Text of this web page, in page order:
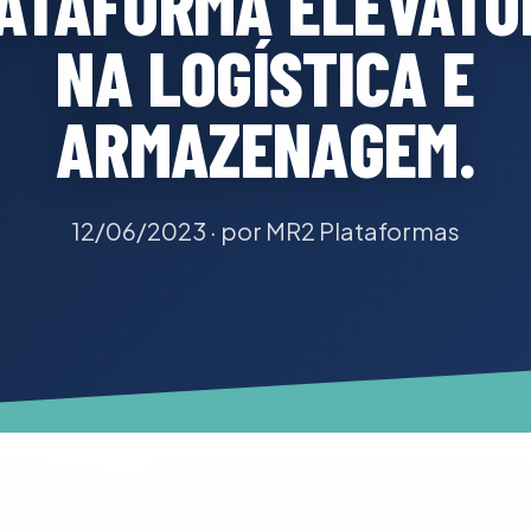
NA LOGÍSTICA E
ARMAZENAGEM.
12/06/2023 · por MR2 Plataformas